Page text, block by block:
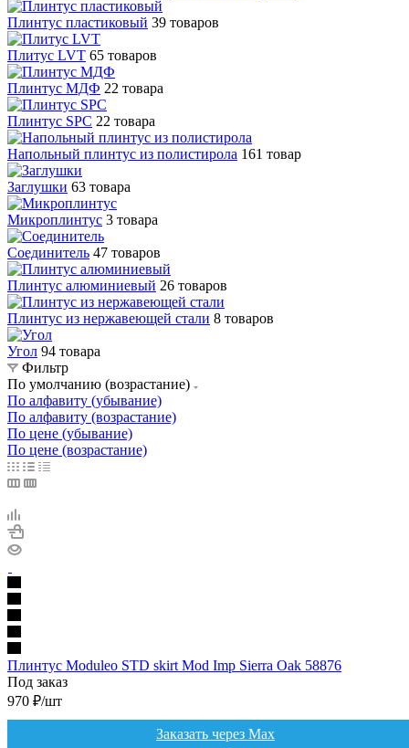
Плинтус пластиковый 39 товаров
Плитус LVT 65 товаров
Плинтус МДФ 22 товара
Плинтус SPC 22 товара
Напольный плинтус из полистирола 161 товар
Заглушки 63 товара
Микроплинтус 3 товара
Соединитель 47 товаров
Плинтус алюминиевый 26 товаров
Плинтус из нержавеющей стали 8 товаров
Угол 94 товара
Фильтр
По умолчанию (возрастание)
По алфавиту (убывание)
По алфавиту (возрастание)
По цене (убывание)
По цене (возрастание)
Плинтус Moduleo STD skirt Mod Imp Sierra Oak 58876
Под заказ
970 ₽/шт
Заказать через Max